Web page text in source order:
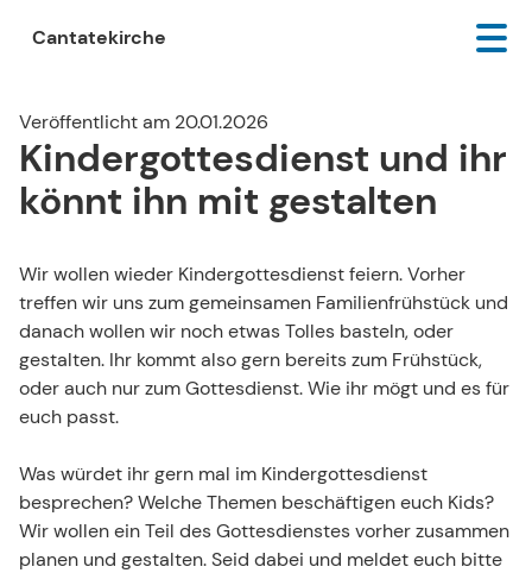
Cantatekirche
Veröffentlicht am 20.01.2026
Kindergottesdienst und ihr
könnt ihn mit gestalten
Wir wollen wieder Kindergottesdienst feiern. Vorher
treffen wir uns zum gemeinsamen Familienfrühstück und
danach wollen wir noch etwas Tolles basteln, oder
gestalten. Ihr kommt also gern bereits zum Frühstück,
oder auch nur zum Gottesdienst. Wie ihr mögt und es für
euch passt.
Was würdet ihr gern mal im Kindergottesdienst
besprechen? Welche Themen beschäftigen euch Kids?
Wir wollen ein Teil des Gottesdienstes vorher zusammen
planen und gestalten. Seid dabei und meldet euch bitte